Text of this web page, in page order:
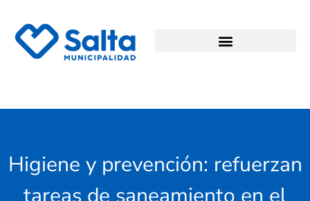
Higiene y prevención: refuerzan